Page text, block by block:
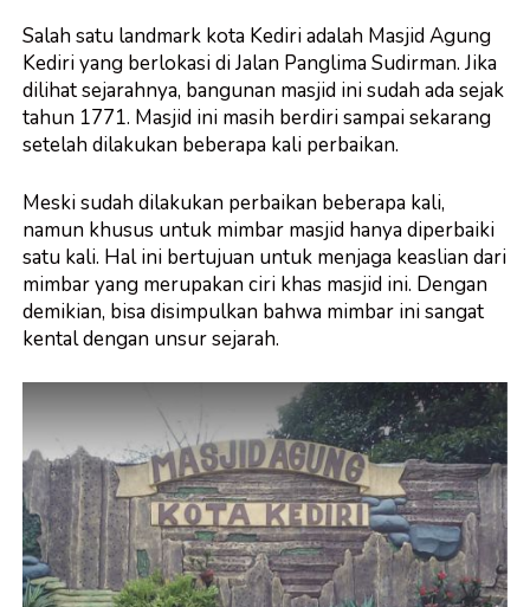
Salah satu landmark kota Kediri adalah Masjid Agung
Kediri yang berlokasi di Jalan Panglima Sudirman. Jika
dilihat sejarahnya, bangunan masjid ini sudah ada sejak
tahun 1771. Masjid ini masih berdiri sampai sekarang
setelah dilakukan beberapa kali perbaikan.
Meski sudah dilakukan perbaikan beberapa kali,
namun khusus untuk mimbar masjid hanya diperbaiki
satu kali. Hal ini bertujuan untuk menjaga keaslian dari
mimbar yang merupakan ciri khas masjid ini. Dengan
demikian, bisa disimpulkan bahwa mimbar ini sangat
kental dengan unsur sejarah.